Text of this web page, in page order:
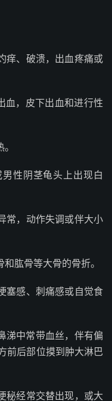
、破溃，出血疼痛或
，皮下出血和进行性
性阴茎龟头上出现白
，动作失调或伴大小
肱骨等大骨的骨折。
感、刺痛感或自觉食
中常带血丝，伴有偏
前后部位摸到肿大淋巴
经常交替出现，或大